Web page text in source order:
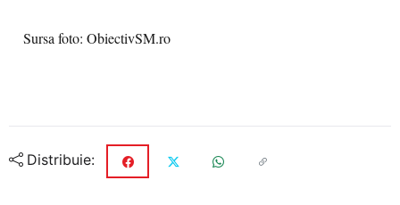
Sursa foto: ObiectivSM.ro
Distribuie: